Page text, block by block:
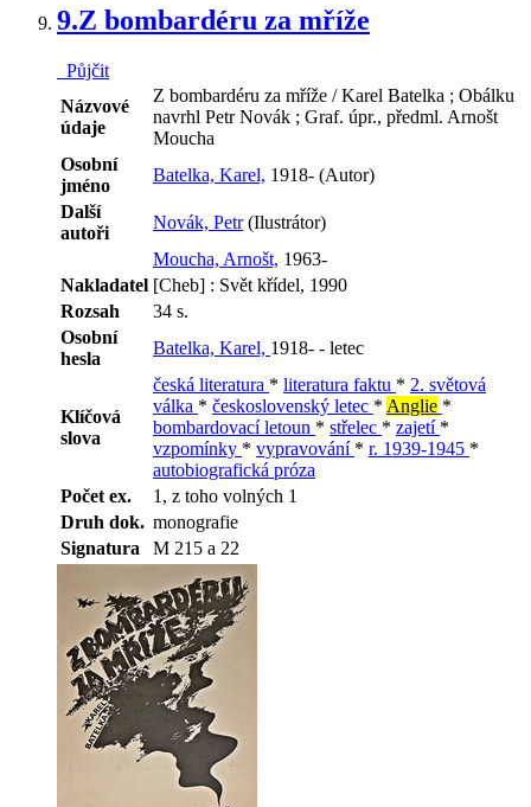
9.Z bombardéru za mříže
Půjčit
Názvové
údaje
Z bombardéru za mříže / Karel Batelka ; Obálku
navrhl Petr Novák ; Graf. úpr., předml. Arnošt
Moucha
Osobní
jméno
Batelka, Karel, 1918- (Autor)
Další
autoři
Novák, Petr(Ilustrátor)
Moucha, Arnošt, 1963-
Nakladatel [Cheb] : Svět křídel, 1990
Rozsah
34 s.
Osobní
hesla
Batelka, Karel, 1918- - letec
Klíčová
slova
česká literatura * literatura faktu * 2. světová
válka * československý letec * Anglie *
bombardovací letoun * střelec * zajetí *
vzpomínky * vypravování * r. 1939-1945 *
autobiografická próza
Počet ex.
1, z toho volných 1
Druh dok. monografie
Signatura
M 215 a 22